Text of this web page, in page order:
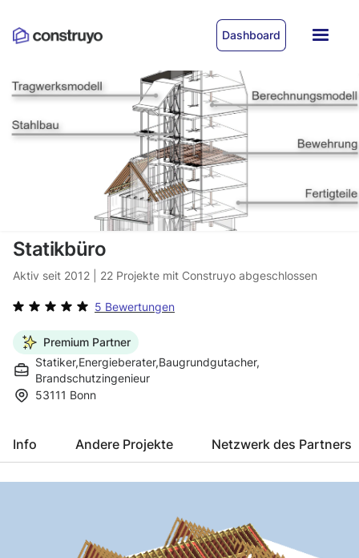
Dashboard
Statikbüro
Aktiv seit 2012 22 Projekte mit Construyo abgeschlossen
5 Bewertungen
Premium Partner
Statiker,Energieberater,Baugrundgutacher,
Brandschutzingenieur
53111 Bonn
Info Andere Projekte Netzwerk des Partners